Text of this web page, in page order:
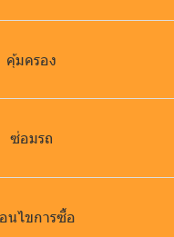
คุ้มครอง
ซ่อมรถ
อนไขการซื้อ